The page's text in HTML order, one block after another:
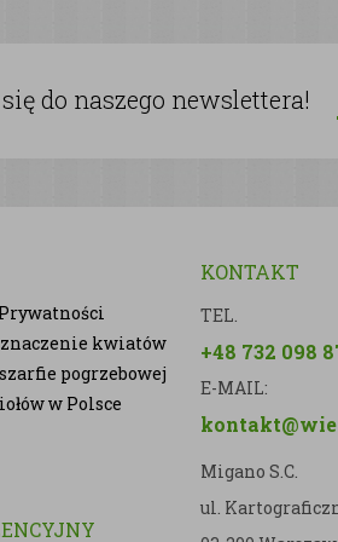
do naszego newslettera!
znaczenie kwiatów
pogrzebowej
w Polsce
KONTAKT
TEL.
+48 732 098
E-MAIL:
Migano S.C.
ul.